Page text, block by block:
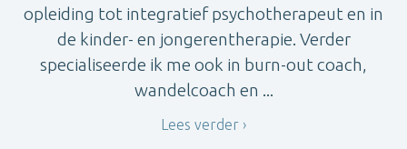
opleiding tot integratief psychotherapeut en in
de kinder- en jongerentherapie. Verder
specialiseerde ik me ook in burn-out coach,
wandelcoach en ...
Lees verder